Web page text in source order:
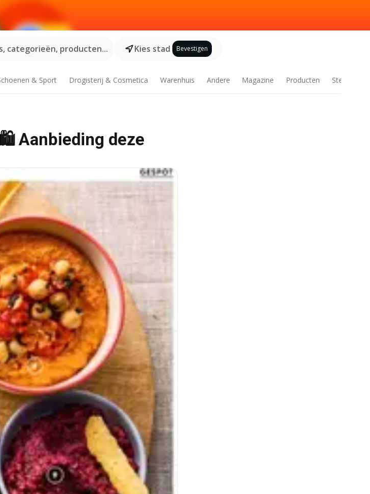
categorieën, producten...
Kies stad Bevestigen
& Sport Drogisterij & Cosmetica Warenhuis Andere Magazine Producten Steden
Aanbieding deze